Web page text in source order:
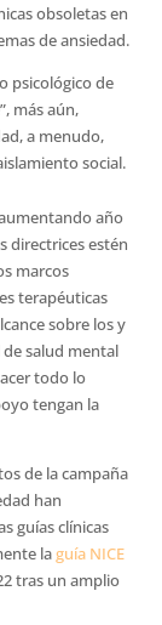
obsoletas en
de ansiedad.
psicológico de
más aún,
a menudo,
social.
año
directrices estén
marcos
terapéuticas
sobre los y
de salud mental
todo lo
tengan la
de la campaña
han
guías clínicas
laguía NICE
tras un amplio